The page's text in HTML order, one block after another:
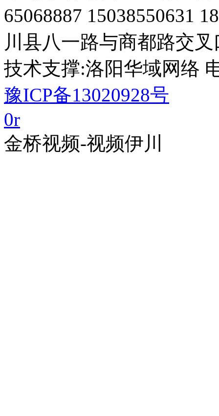
65068887 15038550631
川县八一路与商都路交叉
技术支撑:洛阳华域网络
豫ICP备13020928号
0r
金桥视频-视频伊川